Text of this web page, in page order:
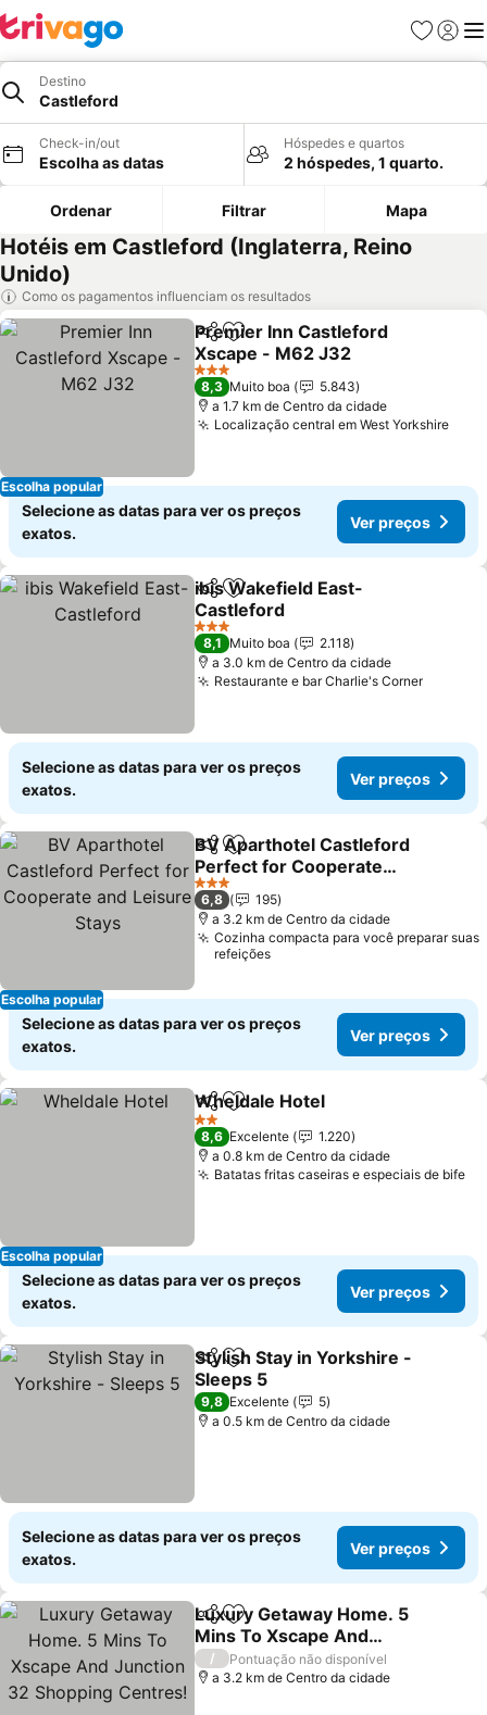
Favoritos
Iniciar
Destino
Castleford
Check-in/out
Escolha as datas
Hóspedes e quartos
2 hóspedes, 1 quarto.
Ordenar Filtrar Mapa
Hotéis em Castleford (Inglaterra, Reino
Unido)
Como os pagamentos influenciam os resultados
Escolha popular
PartilharAdicionar aos favoritos
Premier Inn Castleford
Xscape - M62 J32
Ver preços
3 Estrelas
8,3 Muito boa
5.843
a 1.7 km de Centro da cidade
Localização central em West YorkshireVer
Selecione as datas para ver os preços
exatos.
Ver preços
PartilharAdicionar aos favoritos
ibis Wakefield East-
Castleford
Ver preços
3 Estrelas
8,1 Muito boa
2.118
a 3.0 km de Centro da cidade
Restaurante e bar Charlie's CornerVer
Selecione as datas para ver os preços
exatos.
Ver preços
Escolha popular
PartilharAdicionar aos favoritos
BV Aparthotel Castleford
Perfect for Cooperate
and Leisure Stays
Ver preços
3 Estrelas
6,8
195
a 3.2 km de Centro da cidade
Cozinha compacta para você preparar suas
refeições
Selecione as datas para ver os preços
exatos.
Ver preços
Escolha popular
PartilharAdicionar aos favoritos
Wheldale Hotel
2 Estrelas
8,6 Excelente
1.220
a 0.8 km de Centro da cidade
Batatas fritas caseiras e especiais de bife
Selecione as datas para ver os preços
exatos.
Ver preços
PartilharAdicionar aos favoritos
Stylish Stay in Yorkshire -
Sleeps 5
Ver preços
9,8 Excelente
5
a 0.5 km de Centro da cidade
Selecione as datas para ver os preços
exatos.
Ver preços
PartilharAdicionar aos favoritos
Luxury Getaway Home. 5
Mins To Xscape And
Junction 32 Shopping
Centres!
Ver preços
/
Pontuação não disponível
a 3.2 km de Centro da cidade